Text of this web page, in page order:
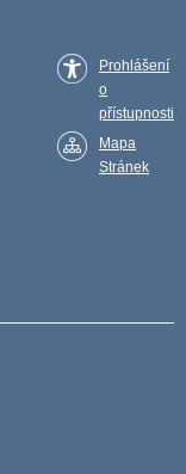
Prohlášení
o
přístupnosti
Mapa
Stránek